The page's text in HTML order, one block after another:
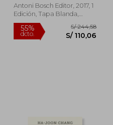
55%
dcto. S/
Antoni Bosch Editor, 2017, 1
Edición, Tapa Blanda,
Nuevo